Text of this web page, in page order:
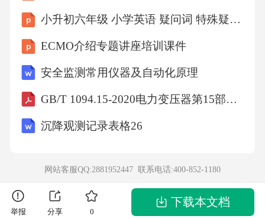
多年平均无霜期113天，多年平均风速2.5m/s，
在境内流长61.4km。俄热河在金川二嘎里乡雅
瞎村汇入绰斯甲物，缓坡地带为坡积物。山体
中上部以残坡积物为主，冲沟出口台地上为河
湖相沉积物，海拔在3500m以下河谷地带的土分
土森林：主要分布在海拔4000m以下水热丰富的
小升初六年级 小学英语 疑问词 特殊疑问句
ECMO介绍专题讲座培训课件
安全监测常用仪器及自动化原理
GB/T 1094.15-2020电力变压器第15部分：充气式电力变压器
沉降观测记录表格26
网站客服QQ:2881952447 联系电话:400-852-1180
举报 分享 0
下载本文档